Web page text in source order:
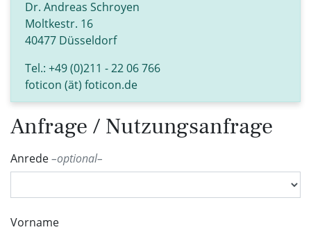
Dr. Andreas Schroyen
Moltkestr. 16
40477 Düsseldorf
Tel.: +49 (0)211 - 22 06 766
foticon (ät) foticon.de
Anfrage / Nutzungsanfrage
Anrede optional
Vorname